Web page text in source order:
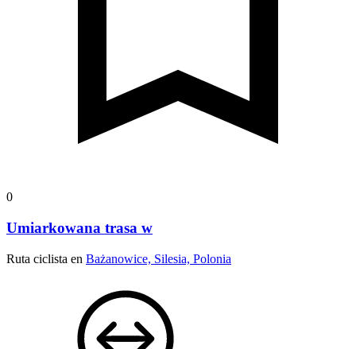
0
Umiarkowana trasa w
Ruta ciclista en Bażanowice, Silesia, Polonia